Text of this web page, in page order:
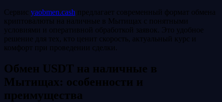
Сервис yaobmen.cash предлагает современный формат обмена
криптовалюты на наличные в Мытищах с понятными
условиями и оперативной обработкой заявок. Это удобное
решение для тех, кто ценит скорость, актуальный курс и
комфорт при проведении сделки.
Обмен USDT на наличные в
Мытищах: особенности и
преимущества